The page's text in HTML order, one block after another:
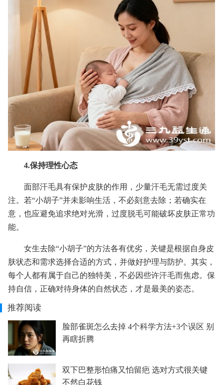
4.保持理性心态
面部汗毛具有保护皮肤的作用，少量汗毛无需过度关
注。若“小胡子”并未影响生活，不必刻意去除；若确实在
意，也应避免追求绝对光滑，过度脱毛可能破坏皮肤正常功
能。
女生去除“小胡子”的方法各有优劣，关键是根据自身皮
肤状态和需求选择合适的方式，并做好护理与防护。其实，
每个人都有属于自己的独特美，不必因些许汗毛而焦虑。保
持自信，正确对待身体的自然状态，才是最美的姿态。
推荐阅读
脸部雀斑怎么去掉 4个科学方法+3个误区 别
再瞎折腾
双下巴整形怕痛又怕留疤 选对方式很关键
不然白花钱